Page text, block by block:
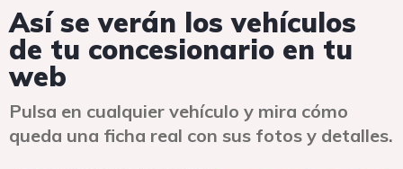
Así se verán los vehículos
de tu concesionario en tu
web
Pulsa en cualquier vehículo y mira cómo
queda una ficha real con sus fotos y detalles.